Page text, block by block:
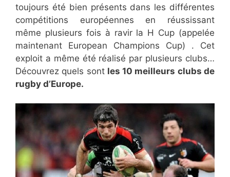
toujours été bien présents dans les différentes
compétitions européennes en réussissant
même plusieurs fois à ravir la H Cup (appelée
maintenant European Champions Cup) . Cet
exploit a même été réalisé par plusieurs clubs…
Découvrez quels sont les 10 meilleurs clubs de
rugby d’Europe.